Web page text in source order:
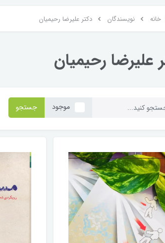
خانه نویسندگان دکتر علیرضا رحیمیان
علیرضا رحیمیان
موجود جستجو